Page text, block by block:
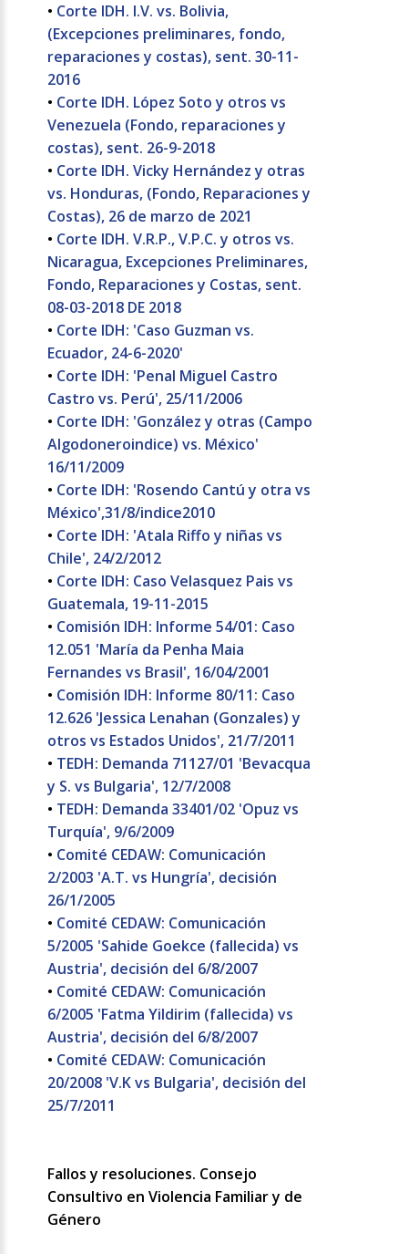
• Corte IDH. I.V. vs. Bolivia,
(Excepciones preliminares, fondo,
reparaciones y costas), sent. 30-11-
2016
• Corte IDH. López Soto y otros vs
Venezuela (Fondo, reparaciones y
costas), sent. 26-9-2018
• Corte IDH. Vicky Hernández y otras
vs. Honduras, (Fondo, Reparaciones y
Costas), 26 de marzo de 2021
• Corte IDH. V.R.P., V.P.C. y otros vs.
Nicaragua, Excepciones Preliminares,
Fondo, Reparaciones y Costas, sent.
08-03-2018 DE 2018
• Corte IDH: 'Caso Guzman vs.
Ecuador, 24-6-2020'
• Corte IDH: 'Penal Miguel Castro
Castro vs. Perú', 25/11/2006
• Corte IDH: 'González y otras (Campo
Algodoneroindice) vs. México'
16/11/2009
• Corte IDH: 'Rosendo Cantú y otra vs
México',31/8/indice2010
• Corte IDH: 'Atala Riffo y niñas vs
Chile', 24/2/2012
• Corte IDH: Caso Velasquez Pais vs
Guatemala, 19-11-2015
• Comisión IDH: Informe 54/01: Caso
12.051 'María da Penha Maia
Fernandes vs Brasil', 16/04/2001
• Comisión IDH: Informe 80/11: Caso
12.626 'Jessica Lenahan (Gonzales) y
otros vs Estados Unidos', 21/7/2011
• TEDH: Demanda 71127/01 'Bevacqua
y S. vs Bulgaria', 12/7/2008
• TEDH: Demanda 33401/02 'Opuz vs
Turquía', 9/6/2009
• Comité CEDAW: Comunicación
2/2003 'A.T. vs Hungría', decisión
26/1/2005
• Comité CEDAW: Comunicación
5/2005 'Sahide Goekce (fallecida) vs
Austria', decisión del 6/8/2007
• Comité CEDAW: Comunicación
6/2005 'Fatma Yildirim (fallecida) vs
Austria', decisión del 6/8/2007
• Comité CEDAW: Comunicación
20/2008 'V.K vs Bulgaria', decisión del
25/7/2011
Fallos y resoluciones. Consejo
Consultivo en Violencia Familiar y de
Género